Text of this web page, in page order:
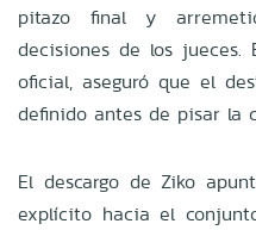
pitazo final y
decisiones de los jueces.
oficial, aseguró que el
definido antes de pisar la
El descargo de Ziko
explícito hacia el